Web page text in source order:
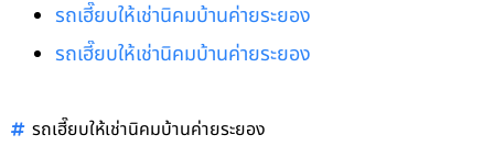
รถเฮี๊ยบให้เช่านิคมบ้านค่ายระยอง
รถเฮี๊ยบให้เช่านิคมบ้านค่ายระยอง
รถเฮี๊ยบให้เช่านิคมบ้านค่ายระยอง